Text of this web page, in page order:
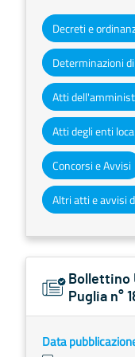
Concorsi e Avvisi
Bollettino
Puglia n°
Data